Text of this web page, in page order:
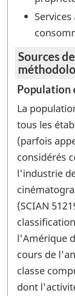
Sources
Population
La
tous les
(parfois
considérés
l'industrie
(SCIAN
l'Amérique
cours de
classe
dont